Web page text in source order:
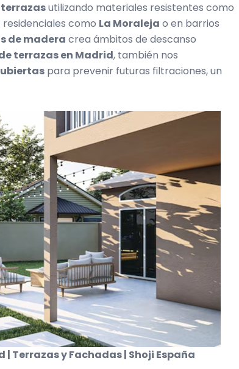
utilizando materiales resistentes como
como La Moraleja o en barrios
de madera crea ámbitos de descanso
terrazas en Madrid, también nos
para prevenir futuras filtraciones, un
Terrazas y Fachadas | Shoji España